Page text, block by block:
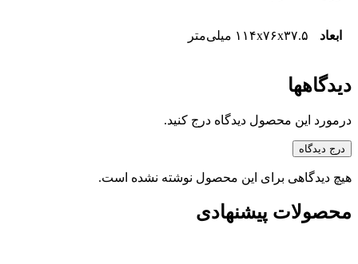
ابعاد ۱۱۴x۷۶x۳۷.۵ میلی‌متر
دیدگاهها
درمورد این محصول دیدگاه درج کنید.
درج دیدگاه
هیچ دیدگاهی برای این محصول نوشته نشده است.
محصولات پیشنهادی